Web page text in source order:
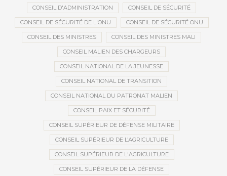
CONSEIL D'ADMINISTRATION CONSEIL DE SÉCURITÉ
CONSEIL DE SÉCURITÉ DE L'ONU CONSEIL DE SÉCURITÉ ONU
CONSEIL DES MINISTRES CONSEIL DES MINISTRES MALI
CONSEIL MALIEN DES CHARGEURS
CONSEIL NATIONAL DE LA JEUNESSE
CONSEIL NATIONAL DE TRANSITION
CONSEIL NATIONAL DU PATRONAT MALIEN
CONSEIL PAIX ET SÉCURITÉ
CONSEIL SUPÉRIEUR DE DÉFENSE MILITAIRE
CONSEIL SUPÉRIEUR DE L’AGRICULTURE
CONSEIL SUPÉRIEUR DE L'AGRICULTURE
CONSEIL SUPÉRIEUR DE LA DÉFENSE